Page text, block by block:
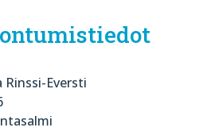
Rinssi-Eversti